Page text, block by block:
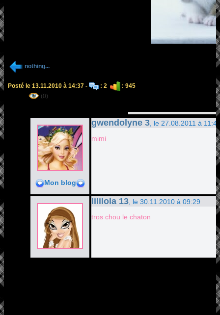
nothing...
Posté le 13.11.2010 à 14:37 - : 2
: 945
(0)
Mon blog
gwendolyne 3 , le 27.08.2011 à
mimi
lililola 13 , le 30.11.2010 à 09:29
tros chou le chaton